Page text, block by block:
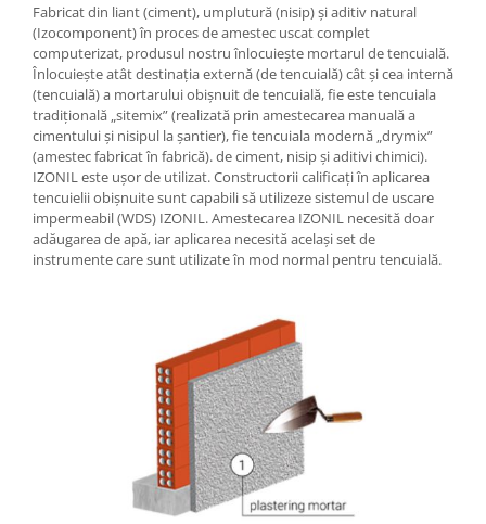
Fabricat din liant (ciment), umplutură (nisip) și aditiv natural
(Izocomponent) în proces de amestec uscat complet
computerizat, produsul nostru înlocuiește mortarul de tencuială.
Înlocuiește atât destinația externă (de tencuială) cât și cea internă
(tencuială) a mortarului obișnuit de tencuială, fie este tencuiala
tradițională „sitemix” (realizată prin amestecarea manuală a
cimentului și nisipul la șantier), fie tencuiala modernă „drymix”
(amestec fabricat în fabrică). de ciment, nisip și aditivi chimici).
IZONIL este ușor de utilizat. Constructorii calificați în aplicarea
tencuielii obișnuite sunt capabili să utilizeze sistemul de uscare
impermeabil (WDS) IZONIL. Amestecarea IZONIL necesită doar
adăugarea de apă, iar aplicarea necesită același set de
instrumente care sunt utilizate în mod normal pentru tencuială.